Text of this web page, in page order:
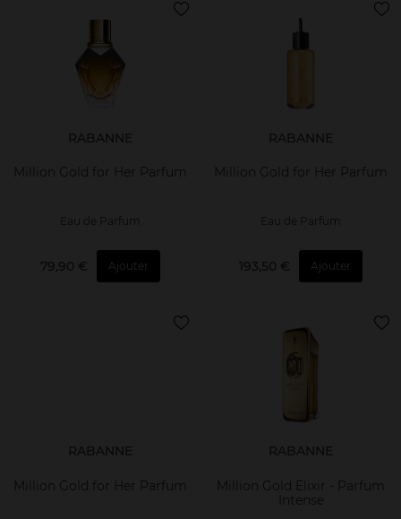
RABANNE
Million Gold for Her Parfum
Eau de Parfum
79,90 € Ajouter
RABANNE
Million Gold for Her Parfum
Eau de Parfum
193,50 € Ajouter
RABANNE
Million Gold for Her Parfum
RABANNE
Million Gold Elixir - Parfum
Intense